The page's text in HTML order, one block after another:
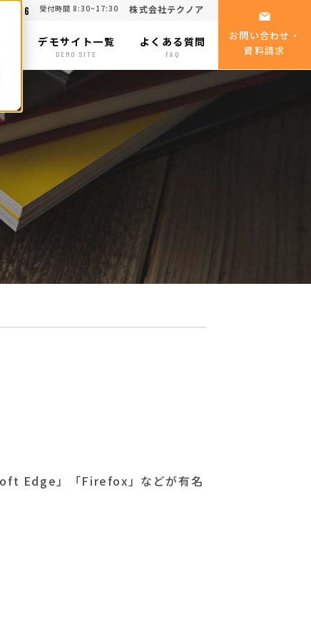
2316 受付時間 8:30~17:30 株式会社テクノア
お問い合わせ・
資料請求
デモサイト一覧
DEMO SITE
よくある質問
FAQ
Edge」「Firefox」などが有名